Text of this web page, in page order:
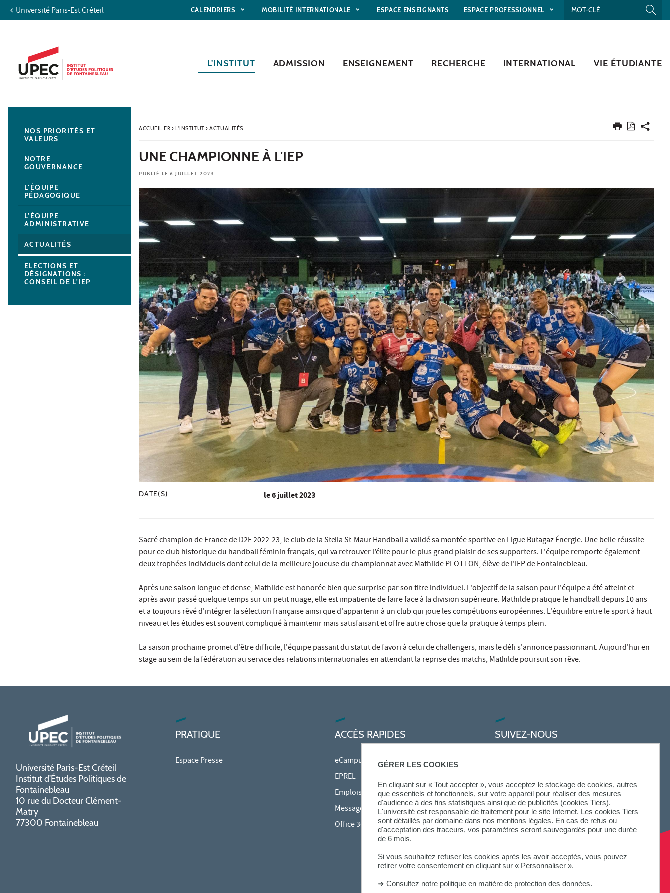
GÉRER LES COOKIES
En cliquant sur « Tout accepter », vous acceptez le stockage de cookies, autres
que essentiels et fonctionnels, sur votre appareil pour réaliser des mesures
d'audience à des fins statistiques ainsi que de publicités (cookies Tiers).
L'université est responsable de traitement pour le site Internet. Les cookies Tiers
sont détaillés par domaine dans nos mentions légales. En cas de refus ou
d'acceptation des traceurs, vos paramètres seront sauvegardés pour une durée
de 6 mois.
Si vous souhaitez refuser les cookies après les avoir acceptés, vous pouvez
retirer votre consentement en cliquant sur « Personnaliser ».
➜ Consultez notre politique en matière de protection des données.
Aller au contenu
Recherche
Navigation secondaire
Université Paris-Est Créteil CALENDRIERS MOBILITÉ INTERNATIONALE ESPACE ENSEIGNANTS ESPACE PROFESSIONNEL
L'INSTITUT ADMISSION ENSEIGNEMENT RECHERCHE INTERNATIONAL VIE ÉTUDIANTE
ACCUEIL FR› L'INSTITUT› ACTUALITÉS
UNE CHAMPIONNE À L'IEP
PUBLIÉ LE 6 JUILLET 2023
DATE(S) le6 juillet 2023
Sacré champion de France de D2F 2022-23, le club de la Stella St-Maur Handball a validé sa montée sportive en Ligue Butagaz Énergie. Une belle réussite
pour ce club historique du handball féminin français, qui va retrouver l’élite pour le plus grand plaisir de ses supporters. L'équipe remporte également
deux trophées individuels dont celui de la meilleure joueuse du championnat avec Mathilde PLOTTON, élève de l'IEP de Fontainebleau.
Après une saison longue et dense, Mathilde est honorée bien que surprise par son titre individuel. L'objectif de la saison pour l'équipe a été atteint et
après avoir passé quelque temps sur un petit nuage, elle est impatiente de faire face à la division supérieure. Mathilde pratique le handball depuis 10 ans
et a toujours rêvé d'intégrer la sélection française ainsi que d'appartenir à un club qui joue les compétitions européennes. L'équilibre entre le sport à haut
niveau et les études est souvent compliqué à maintenir mais satisfaisant et offre autre chose que la pratique à temps plein.
La saison prochaine promet d'être difficile, l'équipe passant du statut de favori à celui de challengers, mais le défi s'annonce passionnant. Aujourd'hui en
stage au sein de la fédération au service des relations internationales en attendant la reprise des matchs, Mathilde poursuit son rêve.
NOS PRIORITÉS ET
VALEURS
NOTRE
GOUVERNANCE
L'ÉQUIPE
PÉDAGOGIQUE
L'ÉQUIPE
ADMINISTRATIVE
ACTUALITÉS
ELECTIONS ET
DÉSIGNATIONS :
CONSEIL DE L'IEP
Université Paris-Est Créteil
Institut d'Études Politiques de
Fontainebleau
10 rue du Docteur Clément-
Matry
77300 Fontainebleau
PRATIQUE
Espace Presse
ACCÈS RAPIDES
eCampus
EPREL
Emplois du temps en ligne (ADE)
Messagerie étudiante
Office 365
SUIVEZ-NOUS